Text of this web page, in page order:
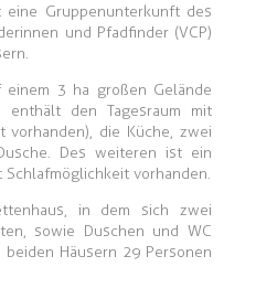
eine Gruppenunterkunft des
und Pfadfinder (VCP)
3 ha großen Gelände
enthält den Tagesraum mit
vorhanden), die Küche, zwei
Des weiteren ist ein
vorhanden.
in dem sich zwei
sowie Duschen und WC
Häusern 29 Personen